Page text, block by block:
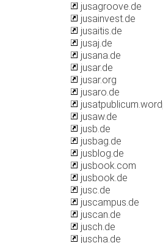
jusagroove.de
jusainvest.de
jusaitis.de
jusaj.de
jusana.de
jusar.de
jusar.org
jusaro.de
jusaw.de
jusb.de
jusbag.de
jusblog.de
jusbook.com
jusbook.de
jusc.de
juscampus.de
juscan.de
jusch.de
juscha.de